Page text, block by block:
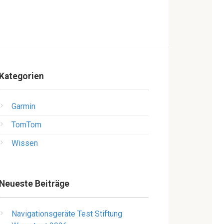
Kategorien
Garmin
TomTom
Wissen
Neueste Beiträge
Navigationsgeräte Test Stiftung